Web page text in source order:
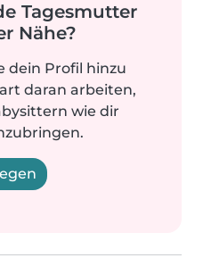
Tagesmutter
Nähe?
dein Profil hinzu
daran arbeiten,
wie dir